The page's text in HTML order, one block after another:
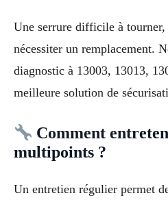
Une serrure difficile à tourner,
nécessiter un remplacement.
diagnostic à 13003, 13013,
meilleure solution de
Comment
multipoints ?
Un entretien régulier permet